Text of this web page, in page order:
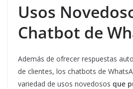
Usos
Chatbot de
Además de ofrecer respuestas
de clientes, los chatbots de
variedad de usos novedosos que